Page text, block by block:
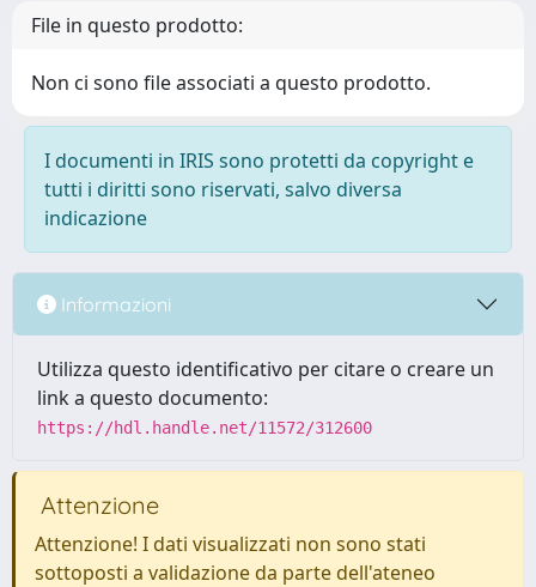
File in questo prodotto:
Non ci sono file associati a questo prodotto.
I documenti in IRIS sono protetti da copyright e
tutti i diritti sono riservati, salvo diversa
indicazione
Informazioni
Utilizza questo identificativo per citare o creare un
link a questo documento:
https://hdl.handle.net/11572/312600
Attenzione
Attenzione! I dati visualizzati non sono stati
sottoposti a validazione da parte dell'ateneo